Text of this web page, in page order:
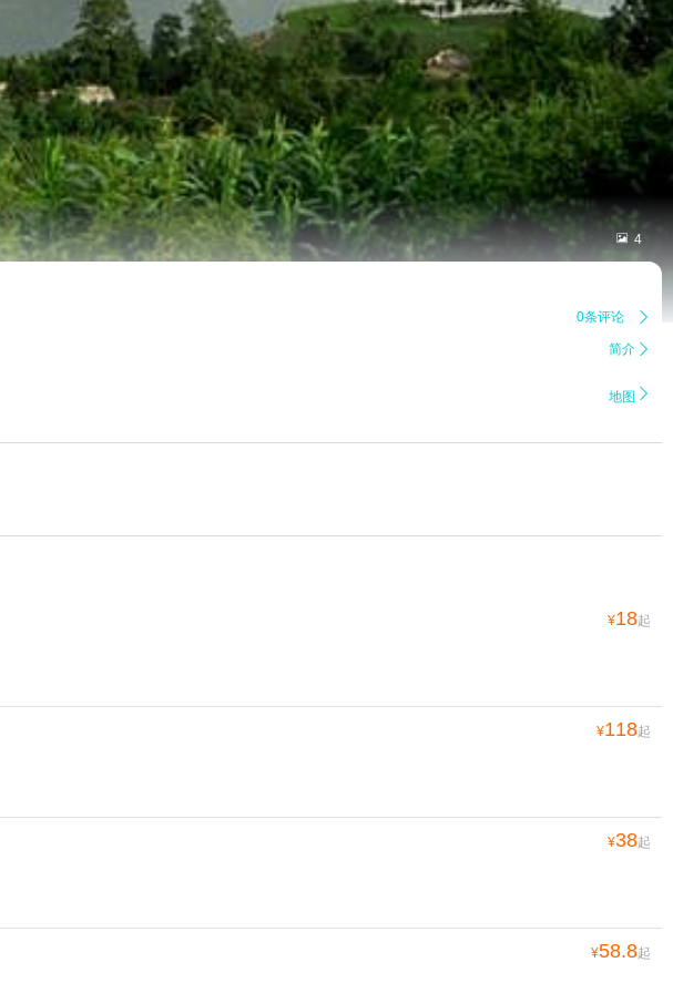
 4
0条评论 
简介 
地图 
¥18起
¥118起
¥38起
¥58.8起